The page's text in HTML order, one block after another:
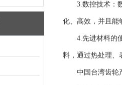
3.数控技术：数
化、高效，并且能
4.先进材料的使
料，通过热处理、
中国台湾齿轮